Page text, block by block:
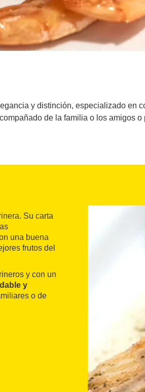
y distinción, especializado en
de la familia o los amigos o
Su carta
una buena
frutos del
y con un
y
o de